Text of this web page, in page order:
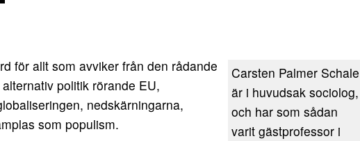
Carsten Palmer Schale
är i huvudsak sociolog,
och har som sådan
varit gästprofessor i
för allt som avviker från den rådande
politik rörande EU,
nedskärningarna,
som populism.